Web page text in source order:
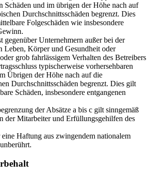
Schäden und im übrigen der Höhe nach auf
Durchschnittsschäden begrenzt. Dies
Folgeschäden wie insbesondere
gegenüber Unternehmern außer bei der
Leben, Körper und Gesundheit oder
grob fahrlässigem Verhalten des Betreibers
typischerweise vorhersehbaren
Übrigen der Höhe nach auf die
Durchschnittsschäden begrenzt. Dies gilt
Schäden, insbesondere entgangenen
der Absätze a bis c gilt sinngemäß
der Mitarbeiter und Erfüllungsgehilfen des
Haftung aus zwingendem nationalem